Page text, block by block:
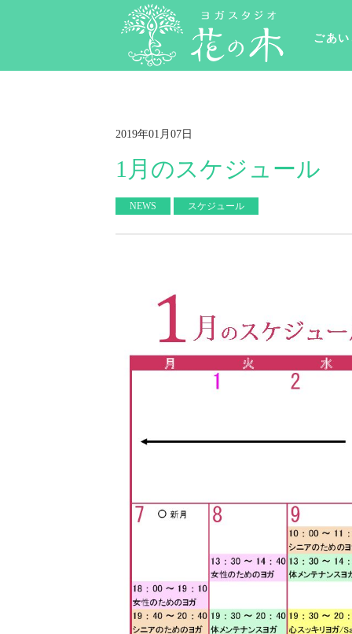
ごあ
2019年01月07日
1月のスケジュール
NEWS スケジュール